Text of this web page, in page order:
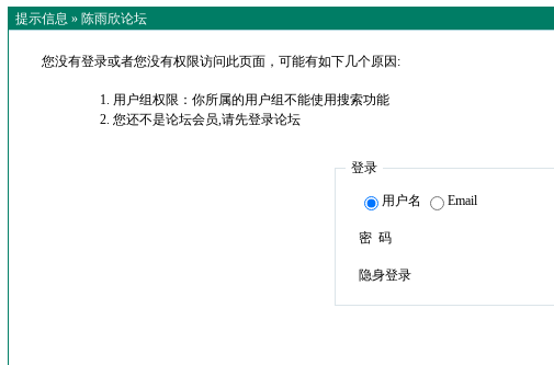
提示信息 » 陈雨欣论坛
您没有登录或者您没有权限访问此页面，可能有如下几个原因:
用户组权限：你所属的用户组不能使用搜索功能
您还不是论坛会员,请先登录论坛
登录
用户名 Email
密 码
隐身登录